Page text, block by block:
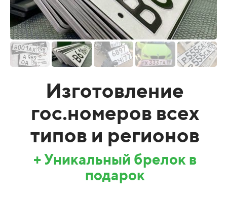
Изготовление
гос.номеров всех
типов и регионов
+ Уникальный брелок в
подарок